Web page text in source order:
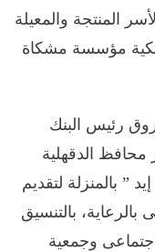
المنتجة والمعيلة
مؤسسة مشكاة
رئيس البنك
محافظ الدقهلية
” بالمنزلة لتقديم
بالتنسيق
وجمعية